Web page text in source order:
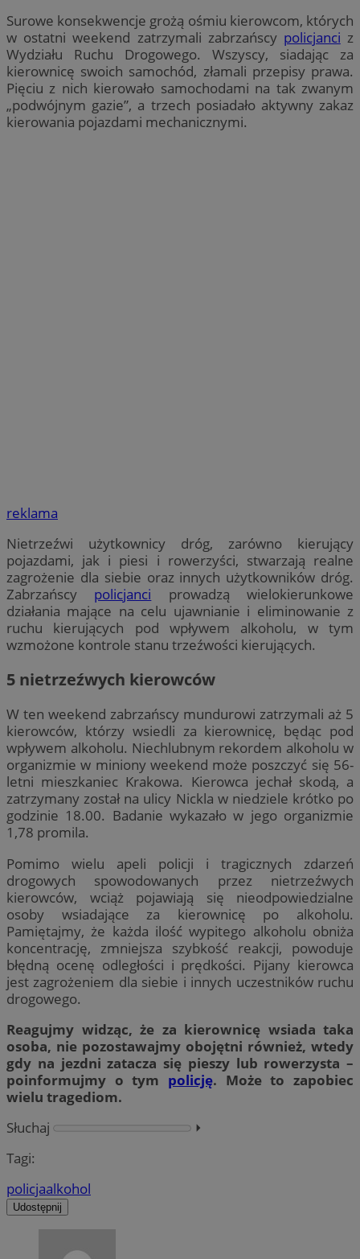
Surowe konsekwencje grożą ośmiu kierowcom, których
w ostatni weekend zatrzymali zabrzańscy policjanci z
Wydziału Ruchu Drogowego. Wszyscy, siadając za
kierownicę swoich samochód, złamali przepisy prawa.
Pięciu z nich kierowało samochodami na tak zwanym
„podwójnym gazie”, a trzech posiadało aktywny zakaz
kierowania pojazdami mechanicznymi.
reklama
Nietrzeźwi użytkownicy dróg, zarówno kierujący
pojazdami, jak i piesi i rowerzyści, stwarzają realne
zagrożenie dla siebie oraz innych użytkowników dróg.
Zabrzańscy policjanci prowadzą wielokierunkowe
działania mające na celu ujawnianie i eliminowanie z
ruchu kierujących pod wpływem alkoholu, w tym
wzmożone kontrole stanu trzeźwości kierujących.
5 nietrzeźwych kierowców
W ten weekend zabrzańscy mundurowi zatrzymali aż 5
kierowców, którzy wsiedli za kierownicę, będąc pod
wpływem alkoholu. Niechlubnym rekordem alkoholu w
organizmie w miniony weekend może poszczyć się 56-
letni mieszkaniec Krakowa. Kierowca jechał skodą, a
zatrzymany został na ulicy Nickla w niedziele krótko po
godzinie 18.00. Badanie wykazało w jego organizmie
1,78 promila.
Pomimo wielu apeli policji i tragicznych zdarzeń
drogowych spowodowanych przez nietrzeźwych
kierowców, wciąż pojawiają się nieodpowiedzialne
osoby wsiadające za kierownicę po alkoholu.
Pamiętajmy, że każda ilość wypitego alkoholu obniża
koncentrację, zmniejsza szybkość reakcji, powoduje
błędną ocenę odległości i prędkości. Pijany kierowca
jest zagrożeniem dla siebie i innych uczestników ruchu
drogowego.
Reagujmy widząc, że za kierownicę wsiada taka
osoba, nie pozostawajmy obojętni również, wtedy
gdy na jezdni zatacza się pieszy lub rowerzysta –
poinformujmy o tym policję. Może to zapobiec
wielu tragediom.
Słuchaj
⏵︎
Tagi:
policjaalkohol
Udostępnij